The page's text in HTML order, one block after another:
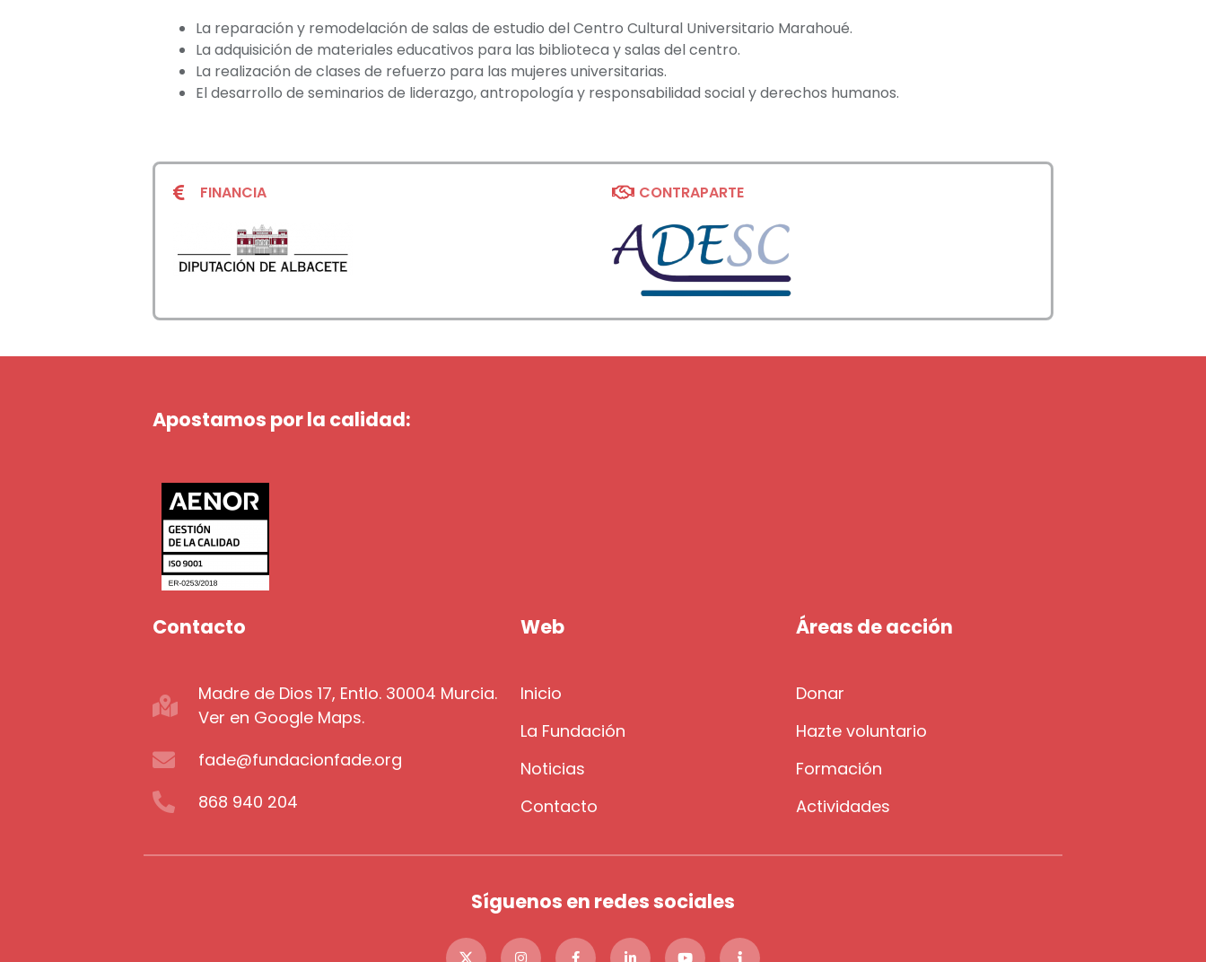
La reparación y remodelación de salas de estudio del Centro Cultural Universitario Marahoué.
La adquisición de materiales educativos para las biblioteca y salas del centro.
La realización de clases de refuerzo para las mujeres universitarias.
El desarrollo de seminarios de liderazgo, antropología y responsabilidad social y derechos humanos.
FINANCIA CONTRAPARTE
Apostamos por la calidad:
Contacto
Madre de Dios 17, Entlo. 30004 Murcia.
Ver en Google Maps.
fade@fundacionfade.org
868 940 204
Web
Inicio
La Fundación
Noticias
Contacto
Áreas de acción
Donar
Hazte voluntario
Formación
Actividades
Síguenos en redes sociales